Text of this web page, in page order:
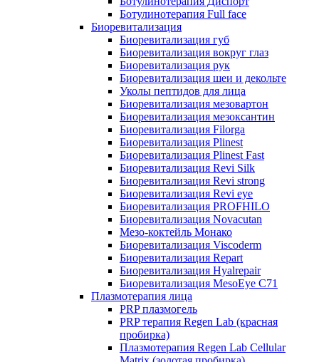
Ботулинотерапия Full face
Биоревитализация
Биоревитализация губ
Биоревитализация вокруг глаз
Биоревитализация рук
Биоревитализация шеи и декольте
Уколы пептидов для лица
Биоревитализация мезовартон
Биоревитализация мезоксантин
Биоревитализация Filorga
Биоревитализация Plinest
Биоревитализация Plinest Fast
Биоревитализация Revi Silk
Биоревитализация Revi strong
Биоревитализация Revi eye
Биоревитализация PROFHILO
Биоревитализация Novacutan
Мезо-коктейль Монако
Биоревитализация Viscoderm
Биоревитализация Repart
Биоревитализация Hyalrepair
Биоревитализация MesoEye C71
Плазмотерапия лица
PRP плазмогель
PRP терапия Regen Lab (красная
пробирка)
Плазмотерапия Regen Lab Cellular